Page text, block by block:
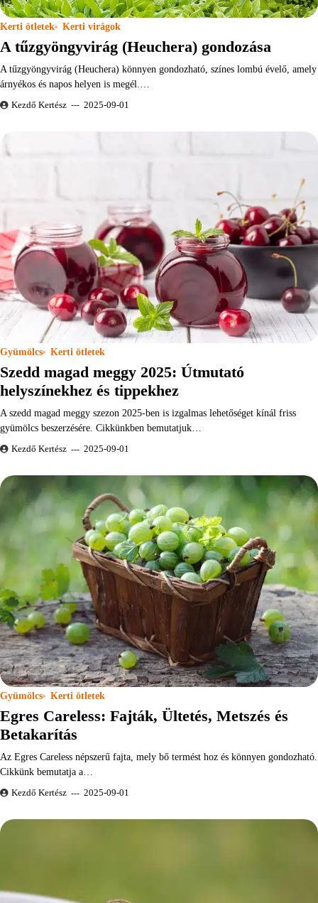
Kerti ötletek Kerti virágok
A tűzgyöngyvirág (Heuchera) gondozása
A tűzgyöngyvirág (Heuchera) könnyen gondozható, színes lombú évelő, amely
árnyékos és napos helyen is megél.…
Kezdő Kertész 2025-09-01
Gyümölcs Kerti ötletek
Szedd magad meggy 2025: Útmutató
helyszínekhez és tippekhez
A szedd magad meggy szezon 2025-ben is izgalmas lehetőséget kínál friss
gyümölcs beszerzésére. Cikkünkben bemutatjuk…
Kezdő Kertész 2025-09-01
Gyümölcs Kerti ötletek
Egres Careless: Fajták, Ültetés, Metszés és
Betakarítás
Az Egres Careless népszerű fajta, mely bő termést hoz és könnyen gondozható.
Cikkünk bemutatja a…
Kezdő Kertész 2025-09-01